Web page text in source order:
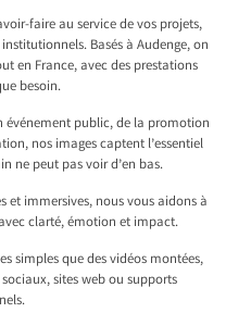
faire au service de vos projets,
Basés à Audenge, on
en France, avec des prestations
besoin.
événement public, de la promotion
nos images captent l’essentiel
ne peut pas voir d’en bas.
et immersives, nous vous aidons à
clarté, émotion et impact.
simples que des vidéos montées,
sites web ou supports